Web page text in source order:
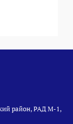
район, РАД М-1,